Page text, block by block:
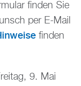
finden Sie
per E-Mail
finden
9. Mai